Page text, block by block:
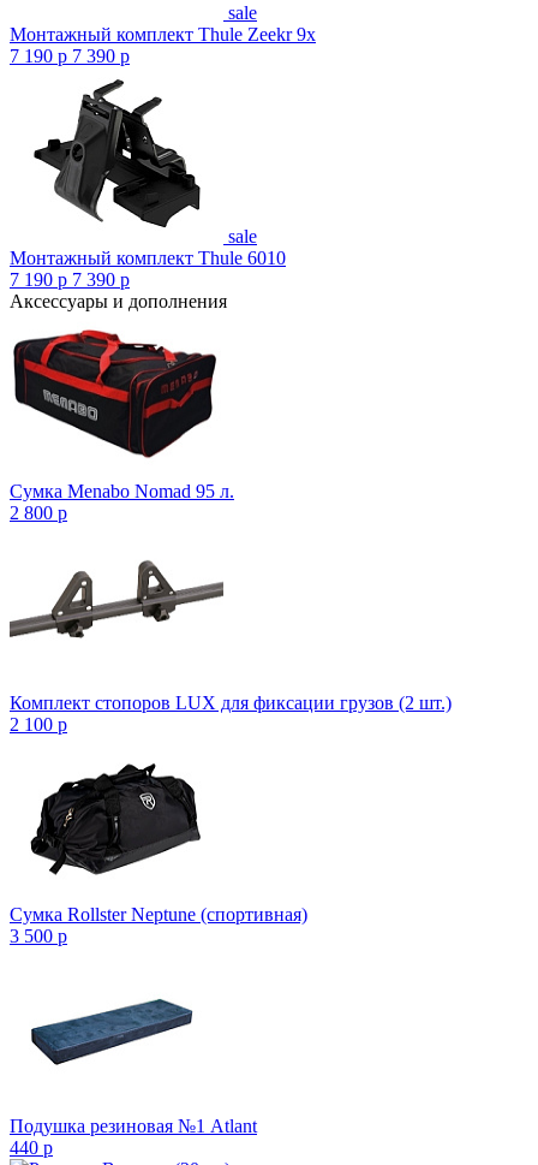
sale
Монтажный комплект Thule Zeekr 9x
7 190 p 7 390 p
sale
Монтажный комплект Thule 6010
7 190 p 7 390 p
Аксессуары и дополнения
Сумка Menabo Nomad 95 л.
2 800 p
Комплект стопоров LUX для фиксации грузов (2 шт.)
2 100 p
Сумка Rollster Neptune (спортивная)
3 500 p
Подушка резиновая №1 Atlant
440 p